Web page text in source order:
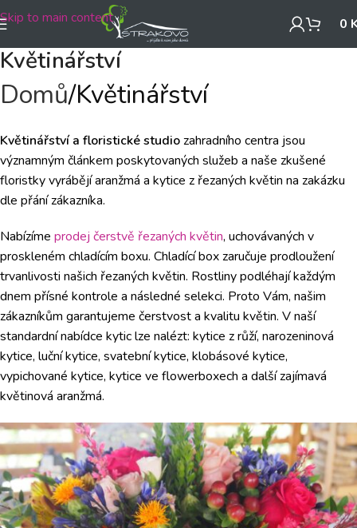
Skip to main content 0
Květinářství
Domů Květinářství
Květinářství a floristické studiozahradního centra jsou
významným článkem poskytovaných služeb a naše zkušené
floristky vyrábějí aranžmá a kytice z řezaných květin na zakázku
dle přání zákazníka.
Nabízíme prodej čerstvě řezaných květin, uchovávaných v
proskleném chladícím boxu. Chladící box zaručuje prodloužení
trvanlivosti našich řezaných květin. Rostliny podléhají každým
dnem přísné kontrole a následné selekci. Proto Vám, našim
zákazníkům garantujeme čerstvost a kvalitu květin. V naší
standardní nabídce kytic lze nalézt: kytice z růží, narozeninová
kytice, luční kytice, svatební kytice, klobásové kytice,
vypichované kytice, kytice ve flowerboxech a další zajímavá
květinová aranžmá.